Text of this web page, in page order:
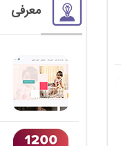
معرفی